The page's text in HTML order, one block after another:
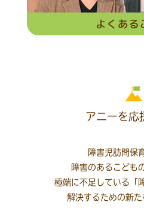
アニーを応
障害児訪問保
障害のあるこども
極端に不足している「
解決するための新た